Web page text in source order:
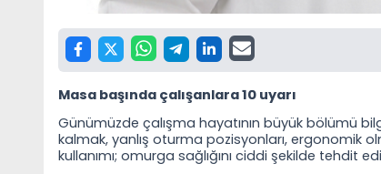
Masa başında çalışanlara 10 uyarı
Günümüzde çalışma hayatının büyük bölümü
kalmak, yanlış oturma pozisyonları, ergonomik
kullanımı; omurga sağlığını ciddi şekilde tehdit